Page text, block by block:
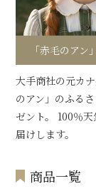
「赤毛のア
大手商社の元カ
のアン」のふる
ゼント。 100％
届けします。
商品一覧